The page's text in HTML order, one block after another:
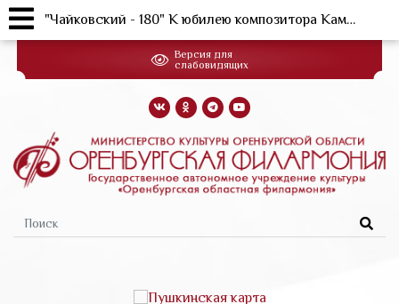
Перейти
основному
Форма
поиска
Версия для
слабовидящих
"Чайковский - 180" К юбилею композитора Камерный оркестр филармонии